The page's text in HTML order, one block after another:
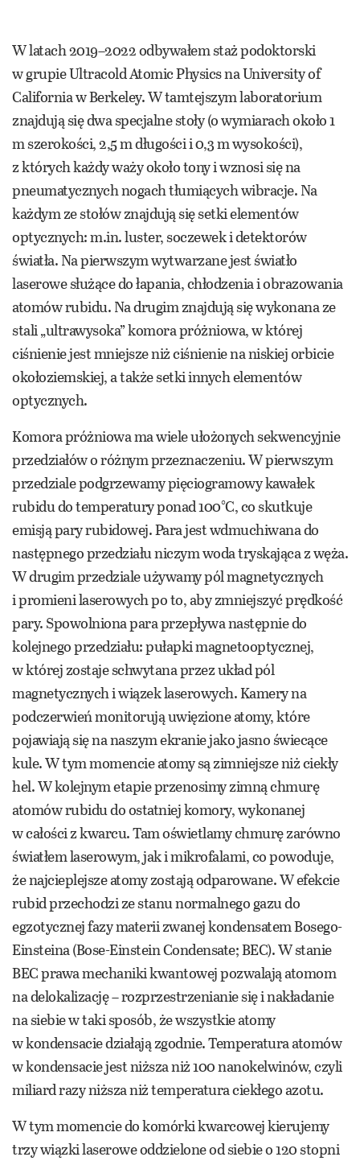
W latach 2019–2022 odbywałem staż podoktorski
w grupie Ultracold Atomic Physics na University of
California w Berkeley. W tamtejszym laboratorium
znajdują się dwa specjalne stoły (o wymiarach około 1
m szerokości, 2,5 m długości i 0,3 m wysokości),
z których każdy waży około tony i wznosi się na
pneumatycznych nogach tłumiących wibracje. Na
każdym ze stołów znajdują się setki elementów
optycznych: m.in. luster, soczewek i detektorów
światła. Na pierwszym wytwarzane jest światło
laserowe służące do łapania, chłodzenia i obrazowania
atomów rubidu. Na drugim znajdują się wykonana ze
stali „ultrawysoka” komora próżniowa, w której
ciśnienie jest mniejsze niż ciśnienie na niskiej orbicie
okołoziemskiej, a także setki innych elementów
optycznych.
Komora próżniowa ma wiele ułożonych sekwencyjnie
przedziałów o różnym przeznaczeniu. W pierwszym
przedziale podgrzewamy pięciogramowy kawałek
rubidu do temperatury ponad 100°C, co skutkuje
emisją pary rubidowej. Para jest wdmuchiwana do
następnego przedziału niczym woda tryskająca z węża.
W drugim przedziale używamy pól magnetycznych
i promieni laserowych po to, aby zmniejszyć prędkość
pary. Spowolniona para przepływa następnie do
kolejnego przedziału: pułapki magnetooptycznej,
w której zostaje schwytana przez układ pól
magnetycznych i wiązek laserowych. Kamery na
podczerwień monitorują uwięzione atomy, które
pojawiają się na naszym ekranie jako jasno świecące
kule. W tym momencie atomy są zimniejsze niż ciekły
hel. W kolejnym etapie przenosimy zimną chmurę
atomów rubidu do ostatniej komory, wykonanej
w całości z kwarcu. Tam oświetlamy chmurę zarówno
światłem laserowym, jak i mikrofalami, co powoduje,
że najcieplejsze atomy zostają odparowane. W efekcie
rubid przechodzi ze stanu normalnego gazu do
egzotycznej fazy materii zwanej kondensatem Bosego-
Einsteina (Bose-Einstein Condensate; BEC). W stanie
BEC prawa mechaniki kwantowej pozwalają atomom
na delokalizację – rozprzestrzenianie się i nakładanie
na siebie w taki sposób, że wszystkie atomy
w kondensacie działają zgodnie. Temperatura atomów
w kondensacie jest niższa niż 100 nanokelwinów, czyli
miliard razy niższa niż temperatura ciekłego azotu.
W tym momencie do komórki kwarcowej kierujemy
trzy wiązki laserowe oddzielone od siebie o 120 stopni